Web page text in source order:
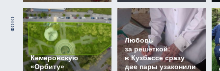
ФОТО
Кемеровскую
«Орбиту»
Любовь
за решёткой:
в Кузбассе сразу
две пары узаконили